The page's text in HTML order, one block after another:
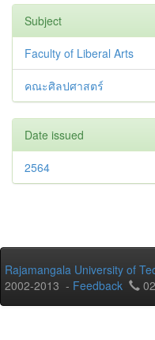
Subject
Faculty of Liberal Arts
คณะศิลปศาสตร์
Date issued
2564
Rajamangala University of
2002-2013 - Feedback